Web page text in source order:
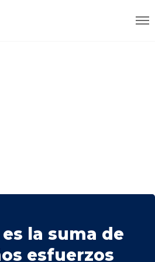
la suma de
esfuerzos